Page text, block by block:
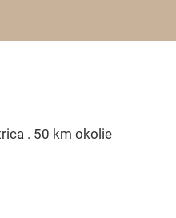
. 50 km okolie